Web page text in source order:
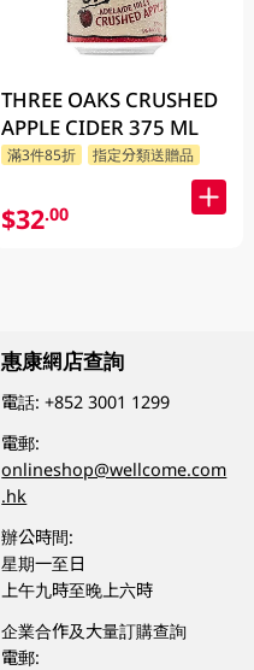
THREE OAKS CRUSHED
APPLE CIDER 375 ML
滿3件85折 指定分類送贈品
$32.00
惠康網店查詢
電話:+852 3001 1299
電郵:
onlineshop@wellcome.com
.hk
辦公時間:
星期一至日
上午九時至晚上六時
企業合作及大量訂購查詢
電郵: